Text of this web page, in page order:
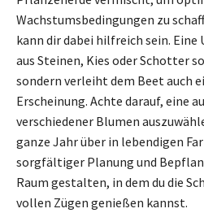
Wachstumsbedingungen zu
kann dir dabei hilfreich sein. Eine
aus Steinen, Kies oder Schotter
sondern verleiht dem Beet auch
Erscheinung. Achte darauf, eine
verschiedener Blumen
ganze Jahr über in lebendigen
sorgfältiger Planung und
Raum gestalten, in dem du die
vollen Zügen genießen kannst.